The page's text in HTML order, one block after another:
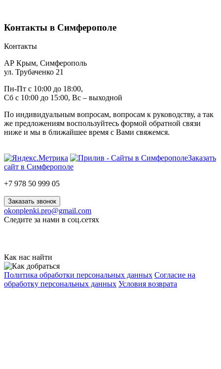
Контакты в Симферополе
Контакты
АР Крым, Симферополь
ул. Трубаченко 21
Пн-Пт с 10:00 до 18:00,
Сб с 10:00 до 15:00, Вс – выходной
По индивидуальным вопросам, вопросам к руководству, а так
же предложениям воспользуйтесь формой обратной связи
ниже и мы в ближайшее время с Вами свяжемся.
Заказать
сайт в Симферополе
+7 978 50 999 05
Заказать звонок
okonplenki.pro@gmail.com
Следите за нами в соц.сетях
Как нас найти
Политика обработки персональных данных Согласие на
обработку персональных данных Условия возврата